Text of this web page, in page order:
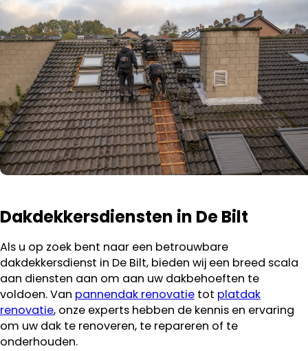
Dakdekkersdiensten in De Bilt
Als u op zoek bent naar een betrouwbare
dakdekkersdienst in De Bilt, bieden wij een breed scala
aan diensten aan om aan uw dakbehoeften te
voldoen. Van pannendak renovatie tot platdak
renovatie, onze experts hebben de kennis en ervaring
om uw dak te renoveren, te repareren of te
onderhouden.